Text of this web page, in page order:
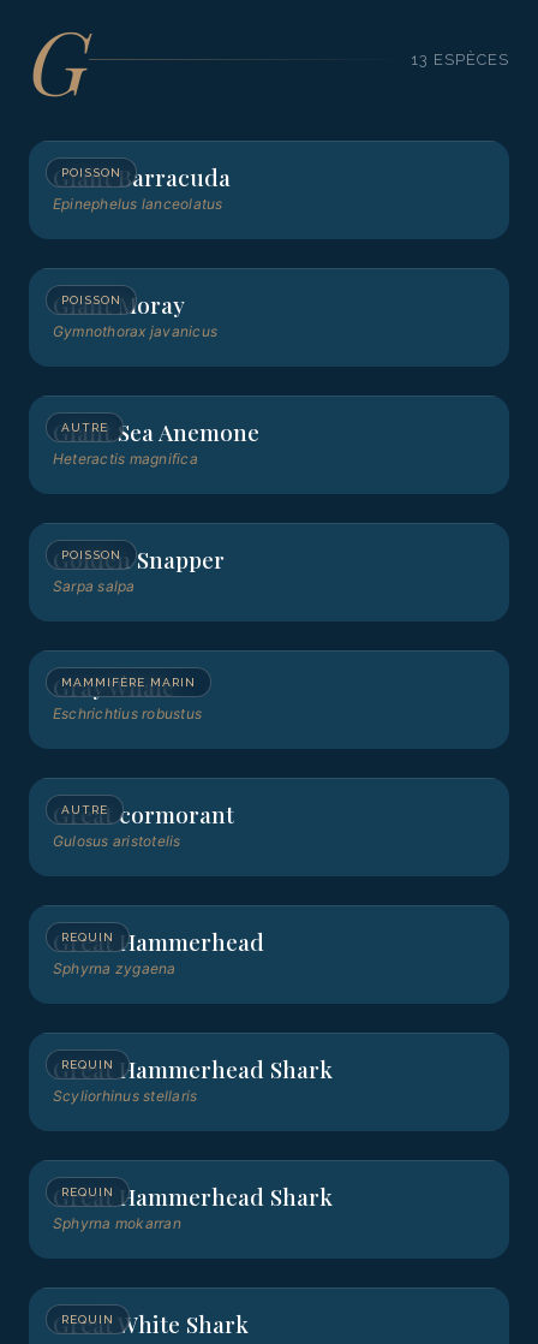
G 13 ESPÈCE S
POISSON
Giant Barracuda
Epinephelus lanceolatus
POISSON
Giant Moray
Gymnothorax javanicus
AUTRE
Giant Sea Anemone
Heteractis magnifica
POISSON
Golden Snapper
Sarpa salpa
MAMMIFÈRE MARIN
Gray Whale
Eschrichtius robustus
AUTRE
Great cormorant
Gulosus aristotelis
REQUIN
Great Hammerhead
Sphyrna zygaena
REQUIN
Great Hammerhead Shark
Scyliorhinus stellaris
REQUIN
Great Hammerhead Shark
Sphyrna mokarran
REQUIN
Great White Shark